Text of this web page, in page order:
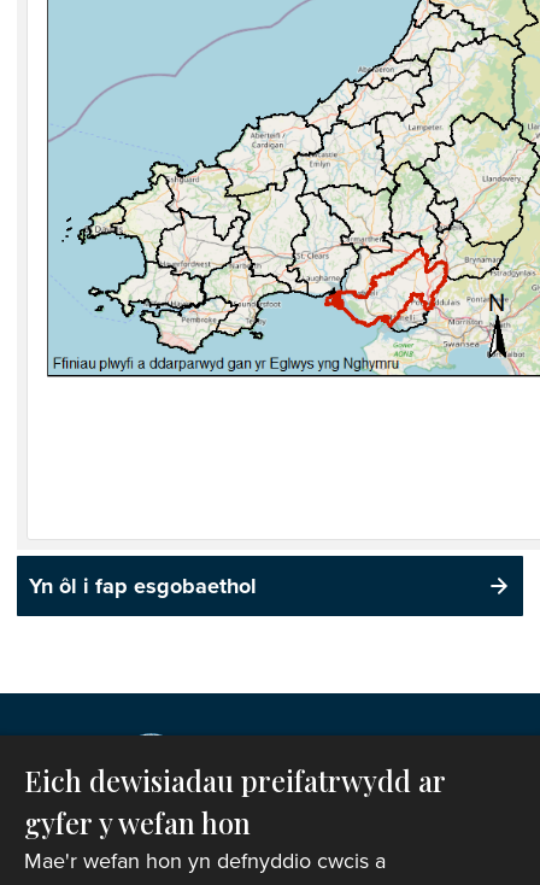
Yn ôl i fap esgobaethol
Eich dewisiadau preifatrwydd ar
gyfer y wefan hon
Mae'r wefan hon yn defnyddio cwcis a